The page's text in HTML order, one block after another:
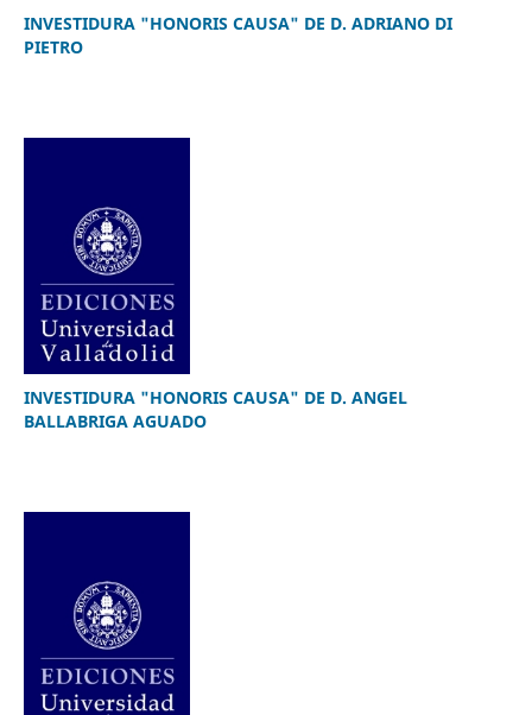
INVESTIDURA "HONORIS CAUSA" DE D. ADRIANO DI
PIETRO
INVESTIDURA "HONORIS CAUSA" DE D. ANGEL
BALLABRIGA AGUADO